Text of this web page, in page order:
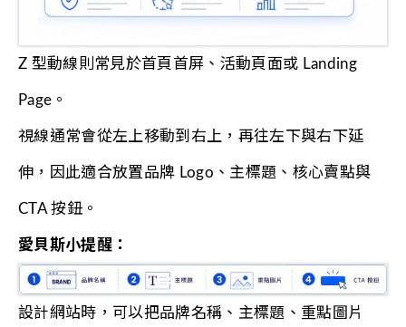
Z 型動線則常見於首頁首屏、活動頁面或 Landing
Page。
視線通常會從左上移動到右上，再往左下與右下延
伸，因此適合放置品牌 Logo、主標題、核心賣點與
CTA 按鈕。
愛貝斯小提醒：
設計網站時，可以把品牌名稱、主標題、重點圖片